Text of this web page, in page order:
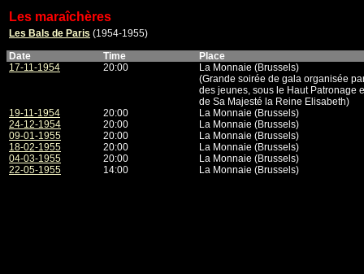
Les maraîchères
Les Bals de Paris (1954-1955)
Date
Time
Place
17-11-1954
20:00
La Monnaie (Brussels)
(Grande soirée de gala organisée
des jeunes, sous le Haut Patronage
de Sa Majesté la Reine Elisabeth)
19-11-1954
20:00
La Monnaie (Brussels)
24-12-1954
20:00
La Monnaie (Brussels)
09-01-1955
20:00
La Monnaie (Brussels)
18-02-1955
20:00
La Monnaie (Brussels)
04-03-1955
20:00
La Monnaie (Brussels)
22-05-1955
14:00 La Monnaie (Brussels)